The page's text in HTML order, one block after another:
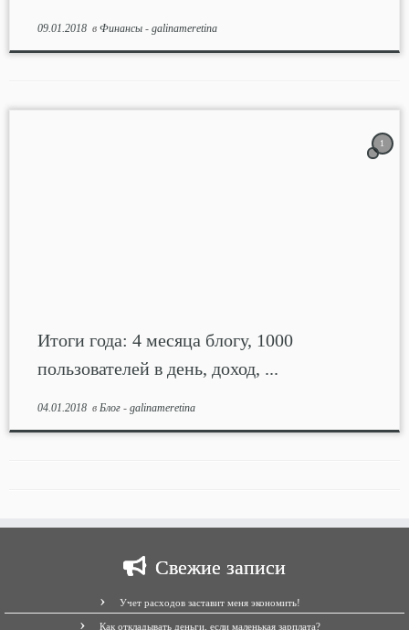
09.01.2018в Финансы - galinameretina
1
Итоги года: 4 месяца блогу, 1000
пользователей в день, доход, ...
04.01.2018в Блог - galinameretina
Свежие записи
Учет расходов заставит меня экономить!
Как откладывать деньги, если маленькая зарплата?